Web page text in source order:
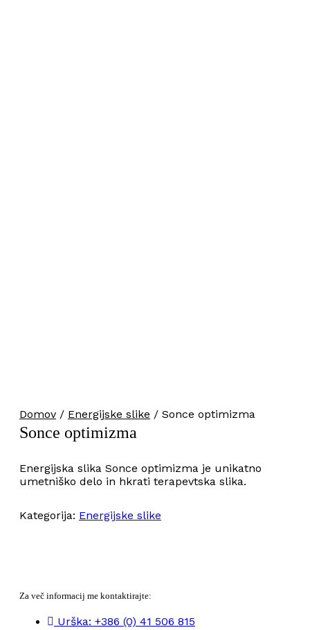
Domov / Energijske slike / Sonce optimizma
Sonce optimizma
Energijska slika Sonce optimizma je unikatno
umetniško delo in hkrati terapevtska slika.
Kategorija: Energijske slike
Za več informacij me kontaktirajte:
Urška: +386 (0) 41 506 815